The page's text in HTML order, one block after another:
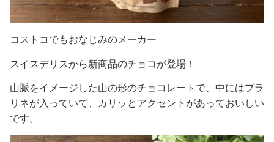
コストコでもおなじみのメーカー
スイスデリスから新商品のチョコが登場！
山脈をイメージした山の形のチョコレートで、中にはプラ
リネが入っていて、カリッとアクセントがあっておいしい
です。